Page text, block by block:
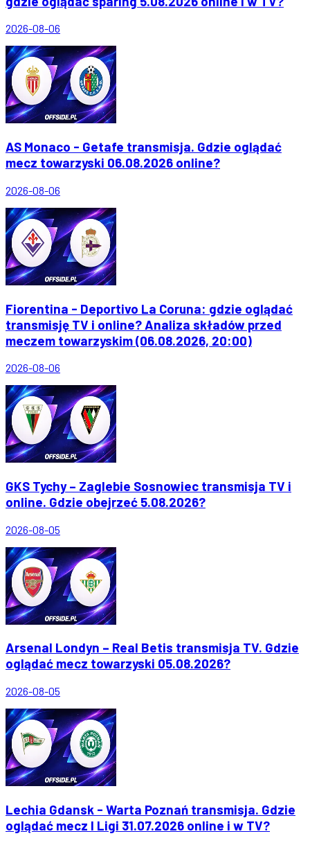
2026-08-06
AS Monaco - Getafe transmisja. Gdzie oglądać
mecz towarzyski 06.08.2026 online?
2026-08-06
Fiorentina - Deportivo La Coruna: gdzie oglądać
transmisję TV i online? Analiza składów przed
meczem towarzyskim (06.08.2026, 20:00)
2026-08-06
GKS Tychy – Zaglebie Sosnowiec transmisja TV i
online. Gdzie obejrzeć 5.08.2026?
2026-08-05
Arsenal Londyn – Real Betis transmisja TV. Gdzie
oglądać mecz towarzyski 05.08.2026?
2026-08-05
Lechia Gdansk - Warta Poznań transmisja. Gdzie
oglądać mecz I Ligi 31.07.2026 online i w TV?